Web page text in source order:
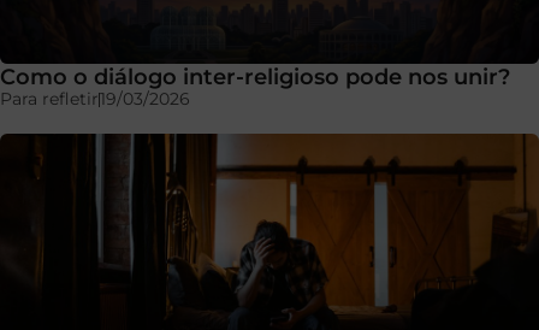
Como o diálogo inter-religioso pode nos unir?
Para refletir19/03/2026